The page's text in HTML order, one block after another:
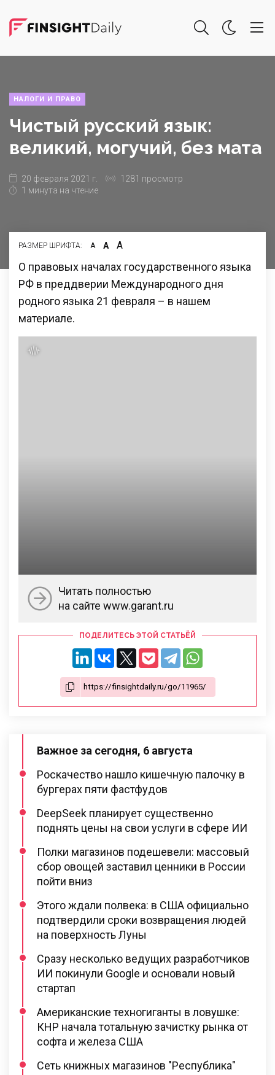
НАЛОГИ И ПРАВО
Чистый русский язык:
великий, могучий, без мата
20 февраля 2021 г.
1281 просмотр
1 минута на чтение
РАЗМЕР ШРИФТА: А А А
О правовых началах государственного языка
РФ в преддверии Международного дня
родного языка 21 февраля – в нашем
материале.
Читать полностью
на сайте www.garant.ru
ПОДЕЛИТЕСЬ ЭТОЙ СТАТЬЁЙ
Важное за сегодня, 6 августа
Роскачество нашло кишечную палочку в
бургерах пяти фастфудов
DeepSeek планирует существенно
поднять цены на свои услуги в сфере ИИ
Полки магазинов подешевели: массовый
сбор овощей заставил ценники в России
пойти вниз
Этого ждали полвека: в США официально
подтвердили сроки возвращения людей
на поверхность Луны
Сразу несколько ведущих разработчиков
ИИ покинули Google и основали новый
стартап
Американские техногиганты в ловушке:
КНР начала тотальную зачистку рынка от
софта и железа США
Сеть книжных магазинов "Республика"